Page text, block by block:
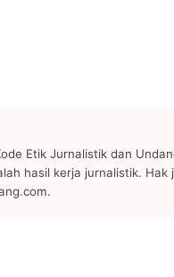
Etik Jurnalistik dan
hasil kerja jurnalistik.